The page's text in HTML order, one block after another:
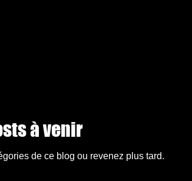
à venir
de ce blog ou revenez plus tard.